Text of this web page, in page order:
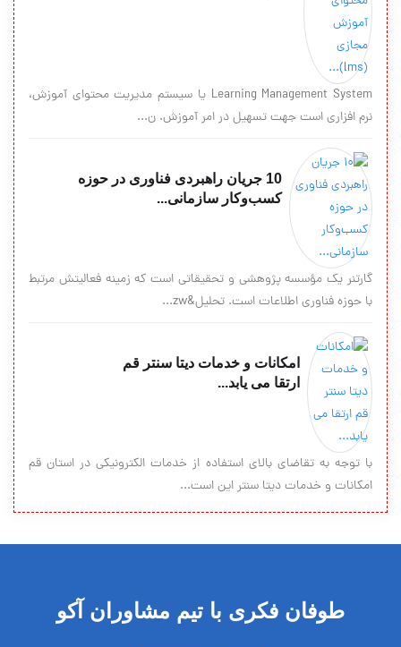
Learning Management System یا سیستم مدیریت محتوای آموزش،
نرم افزاری است جهت تسهیل در امر آموزش. ن...
10 جریان راهبردی فناوری در حوزه
کسب‌وکار سازمانی...
گارتنر یک مؤسسه پژوهشی و تحقیقاتی است که زمینه فعالیتش مرتبط
با حوزه فناوری اطلاعات است. تحلیل&zw...
امکانات و خدمات دیتا سنتر قم
ارتقا می یابد...
با توجه به تقاضای بالای استفاده از خدمات الکترونیکی در استان قم
امکانات و خدمات دیتا سنتر این است...
طوفان فکری با تیم مشاوران آکو